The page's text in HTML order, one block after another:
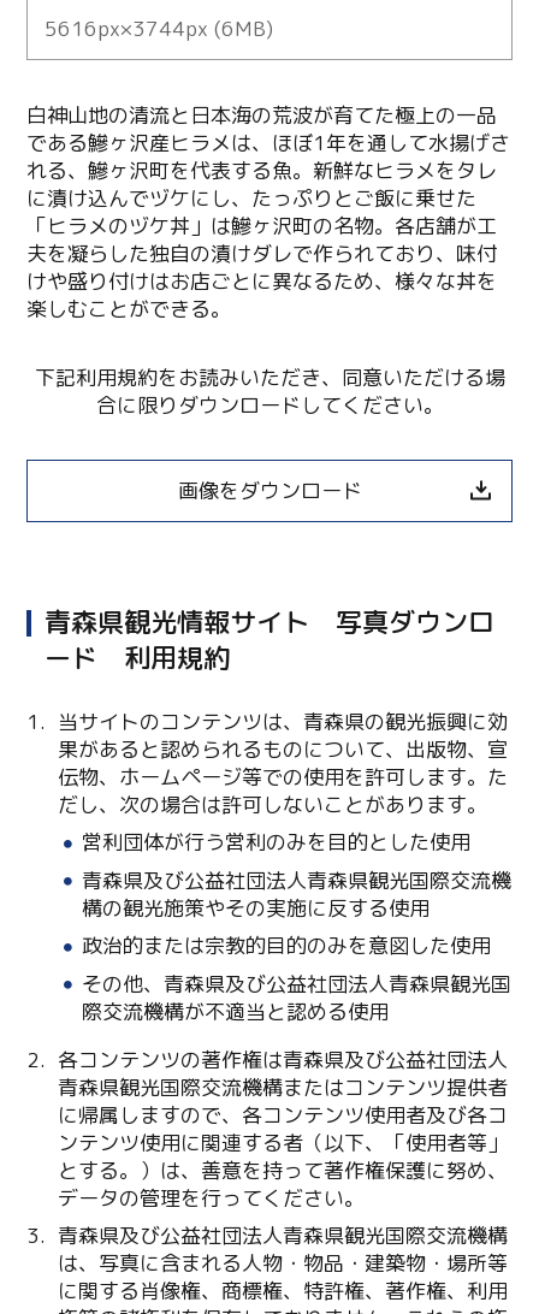
5616px×3744px (6MB)
白神山地の清流と日本海の荒波が育てた極上の一品
である鰺ヶ沢産ヒラメは、ほぼ1年を通して水揚げさ
れる、鰺ヶ沢町を代表する魚。新鮮なヒラメをタレ
に漬け込んでヅケにし、たっぷりとご飯に乗せた
「ヒラメのヅケ丼」は鰺ヶ沢町の名物。各店舗が工
夫を凝らした独自の漬けダレで作られており、味付
けや盛り付けはお店ごとに異なるため、様々な丼を
楽しむことができる。
下記利用規約をお読みいただき、同意いただける場
合に限りダウンロードしてください。
画像をダウンロード
青森県観光情報サイト 写真ダウンロ
ード 利用規約
当サイトのコンテンツは、青森県の観光振興に効
果があると認められるものについて、出版物、宣
伝物、ホームページ等での使用を許可します。た
だし、次の場合は許可しないことがあります。
営利団体が行う営利のみを目的とした使用
青森県及び公益社団法人青森県観光国際交流機
構の観光施策やその実施に反する使用
政治的または宗教的目的のみを意図した使用
その他、青森県及び公益社団法人青森県観光国
際交流機構が不適当と認める使用
各コンテンツの著作権は青森県及び公益社団法人
青森県観光国際交流機構またはコンテンツ提供者
に帰属しますので、各コンテンツ使用者及び各コ
ンテンツ使用に関連する者（以下、「使用者等」
とする。）は、善意を持って著作権保護に努め、
データの管理を行ってください。
青森県及び公益社団法人青森県観光国際交流機構
は、写真に含まれる人物・物品・建築物・場所等
に関する肖像権、商標権、特許権、著作権、利用
Twitter
Facebook
Line
Copy URL